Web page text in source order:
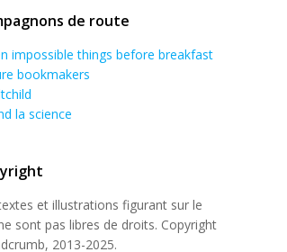
de route
impossible things before breakfast
bookmakers
la science
et illustrations figurant sur le
sont pas libres de droits. Copyright
2013-2025.